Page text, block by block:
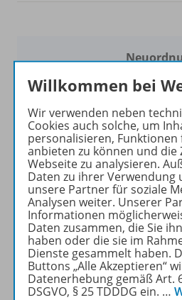
des
wir für
Portfolio.
Willkommen bei
Wir verwenden neben
Cookies auch solche, um
personalisieren, Funktionen
anbieten zu können und
Webseite zu analysieren.
Daten zu ihrer Verwendung
unsere Partner für soziale
Analysen weiter. Unserer
Informationen
Daten zusammen, die Sie
haben oder die sie im
Dienste gesammelt haben.
Buttons „Alle Akzeptieren“
Datenerhebung gemäß Art.
DSGVO, § 25 TDDDG ein. …